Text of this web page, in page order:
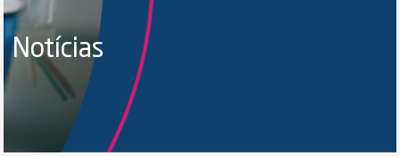
Notícias